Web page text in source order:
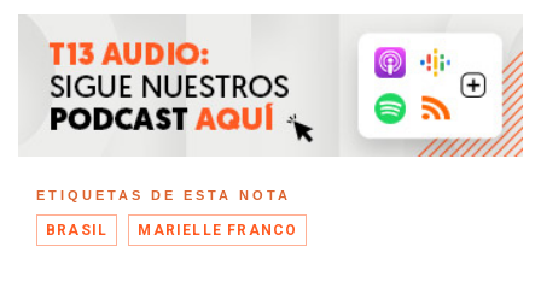
ETIQUETAS DE ESTA NOTA
BRASIL MARIELLE FRANCO